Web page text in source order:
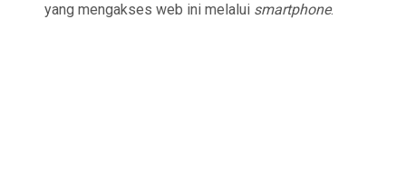
yang mengakses web ini melalui smartphone.